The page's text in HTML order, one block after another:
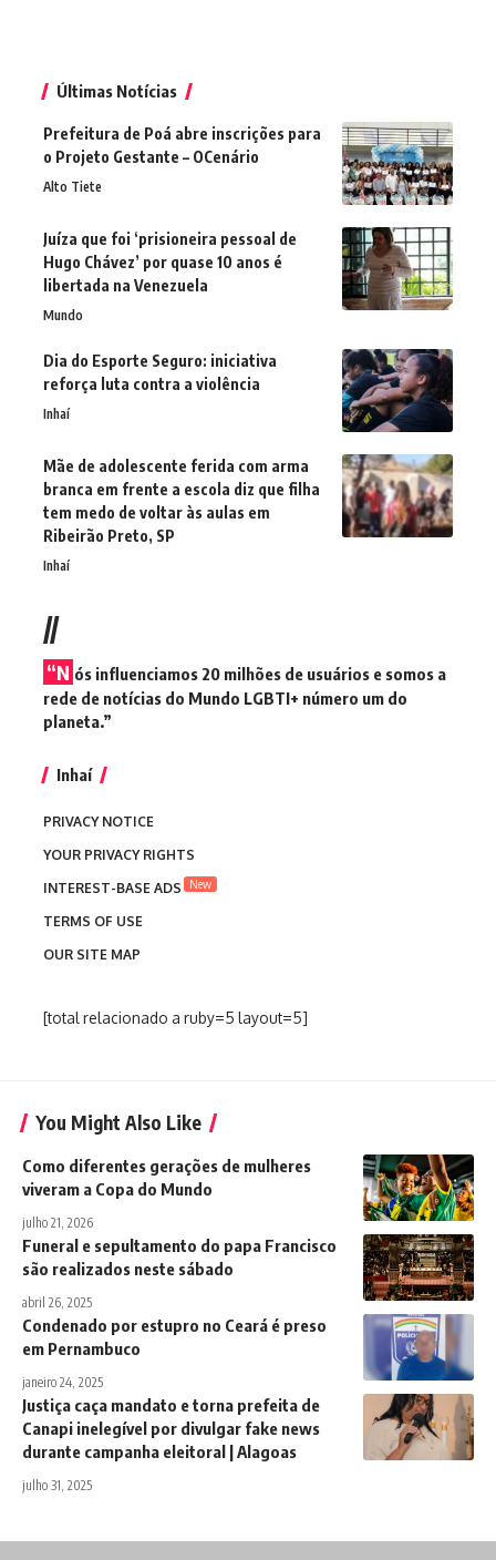
Últimas Notícias
Prefeitura de Poá abre inscrições para
o Projeto Gestante – OCenário
Alto Tiete
Juíza que foi ‘prisioneira pessoal de
Hugo Chávez’ por quase 10 anos é
libertada na Venezuela
Mundo
Dia do Esporte Seguro: iniciativa
reforça luta contra a violência
Inhaí
Mãe de adolescente ferida com arma
branca em frente a escola diz que filha
tem medo de voltar às aulas em
Ribeirão Preto, SP
Inhaí
//
“N ós influenciamos 20 milhões de usuários e somos a
rede de notícias do Mundo LGBTI+ número um do
planeta.”
Inhaí
PRIVACY NOTICE
YOUR PRIVACY RIGHTS
INTEREST-BASE ADS
New
TERMS OF USE
OUR SITE MAP
[total relacionado a ruby=5 layout=5]
You Might Also Like
Como diferentes gerações de mulheres
viveram a Copa do Mundo
julho 21, 2026
Funeral e sepultamento do papa Francisco
são realizados neste sábado
abril 26, 2025
Condenado por estupro no Ceará é preso
em Pernambuco
janeiro 24, 2025
Justiça caça mandato e torna prefeita de
Canapi inelegível por divulgar fake news
durante campanha eleitoral | Alagoas
julho 31, 2025